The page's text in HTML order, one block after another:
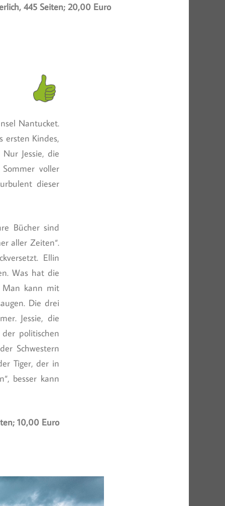
445 Seiten; 20,00 Euro
Nantucket.
ersten Kindes,
Jessie, die
voller
dieser
Bücher sind
aller Zeiten“.
Ellin
Was hat die
Man kann mit
Die drei
Jessie, die
politischen
Schwestern
Tiger, der in
besser kann
10,00 Euro